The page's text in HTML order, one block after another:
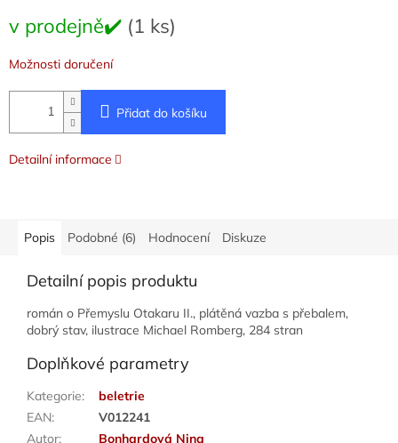
cena:
v prodejně✔️ (1 ks)
Možnosti doručení
Přidat do košíku
Detailní informace
Popis Podobné (6) Hodnocení Diskuze
Detailní popis produktu
román o Přemyslu Otakaru II., plátěná vazba s přebalem,
dobrý stav, ilustrace Michael Romberg, 284 stran
Doplňkové parametry
Kategorie:
beletrie
EAN:
V012241
Autor: Bonhardová Nina